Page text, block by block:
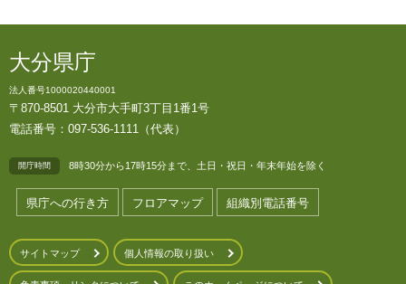
大分県庁
法人番号1000020440001
〒870-8501 大分市大手町3丁目1番1号
電話番号：097-536-1111（代表）
開庁時間 8時30分から17時15分まで、土日・祝日・年末年始を除く
県庁への行き方 フロアマップ 組織別電話番号
サイトマップ 個人情報の取り扱い